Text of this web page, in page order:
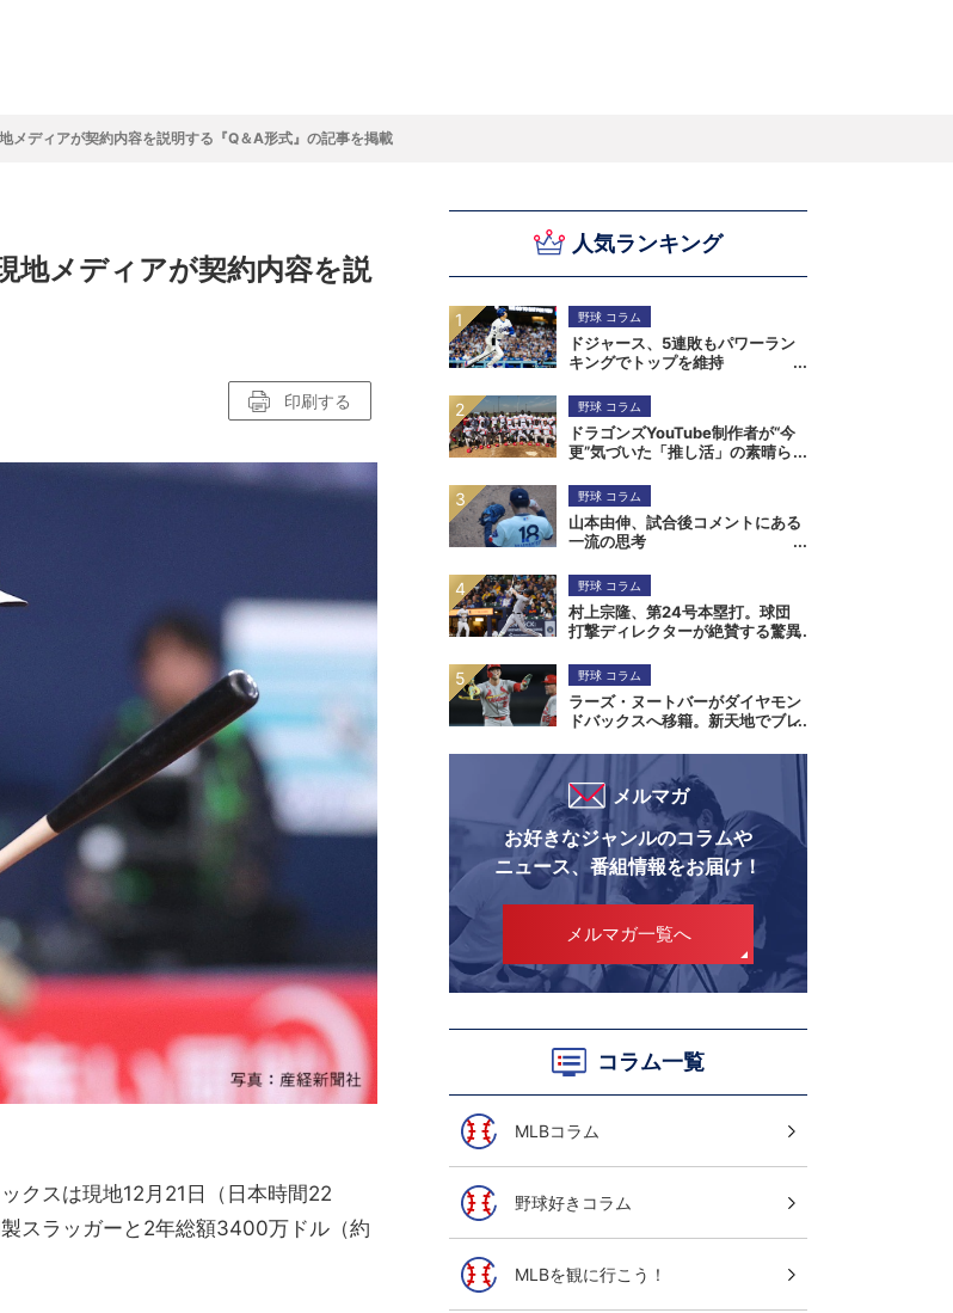
クライミングコラム ハンドボールコラム
スリートの肖像～
スポーツ編
鳥人たちの賛歌 W杯スキージャンプ
WE ARE SNOW JAPAN ～若きアルペンスキ
ー日本代表の素顔～
小塚崇彦のフィギュアスケートラボ フィギュア通信
所
ウインターカップコラム B.LEAGUEコラム
今日も今日とてプッシュ＆ルーズ
ための小暮卓史
ツール・ド・フランス サイクルNEWS
粕谷秀樹のFoot！20周年ヒストリー 後藤健生コラム
元トップリーガーの今
MLBを観に行こう！ Do ya love Baseball?
メディアが契約内容を説明する『Q＆A形式』の記事を掲載
人気ランキング
野球 コラム
ドジャース、5連敗もパワーラン
キングでトップを維持
野球 コラム
ドラゴンズYouTube制作者が“今
更”気づいた「推し活」の素晴ら
エまで
野球 コラム
山本由伸、試合後コメントにある
一流の思考
野球 コラム
村上宗隆、第24号本塁打。球団
打撃ディレクターが絶賛する驚異
野球 コラム
ラーズ・ヌートバーがダイヤモン
ドバックスへ移籍。新天地でブレ
メルマガ
お好きなジャンルのコラムや
ニュース、番組情報をお届け！
メルマガ一覧へ
コラム一覧
MLBコラム
野球好きコラム
MLBを観に行こう！
地メディアが契約内容を説
印刷する
クスは現地12月21日（日本時間22
スラッガーと2年総額3400万ドル（約